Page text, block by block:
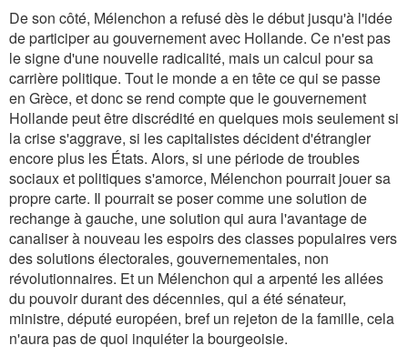
De son côté, Mélenchon a refusé dès le début jusqu'à l'idée
de participer au gouvernement avec Hollande. Ce n'est pas
le signe d'une nouvelle radicalité, mais un calcul pour sa
carrière politique. Tout le monde a en tête ce qui se passe
en Grèce, et donc se rend compte que le gouvernement
Hollande peut être discrédité en quelques mois seulement si
la crise s'aggrave, si les capitalistes décident d'étrangler
encore plus les États. Alors, si une période de troubles
sociaux et politiques s'amorce, Mélenchon pourrait jouer sa
propre carte. Il pourrait se poser comme une solution de
rechange à gauche, une solution qui aura l'avantage de
canaliser à nouveau les espoirs des classes populaires vers
des solutions électorales, gouvernementales, non
révolutionnaires. Et un Mélenchon qui a arpenté les allées
du pouvoir durant des décennies, qui a été sénateur,
ministre, député européen, bref un rejeton de la famille, cela
n'aura pas de quoi inquiéter la bourgeoisie.